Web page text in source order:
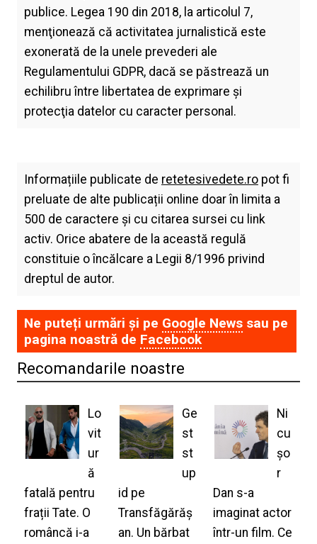
publice. Legea 190 din 2018, la articolul 7,
menţionează că activitatea jurnalistică este
exonerată de la unele prevederi ale
Regulamentului GDPR, dacă se păstrează un
echilibru între libertatea de exprimare şi
protecţia datelor cu caracter personal.
Informațiile publicate de retetesivedete.ropot fi
preluate de alte publicații online doar în limita a
500 de caractere și cu citarea sursei cu link
activ. Orice abatere de la această regulă
constituie o încălcare a Legii 8/1996 privind
dreptul de autor.
Ne puteți urmări și pe Google Newssau pe
pagina noastră de Facebook
Recomandarile noastre
Lo
vit
ur
ă
fatală pentru
frații Tate. O
româncă i-a
Ge
st
st
up
id pe
Transfăgărăș
an. Un bărbat
Ni
cu
șo
r
Dan s-a
imaginat actor
într-un film. Ce